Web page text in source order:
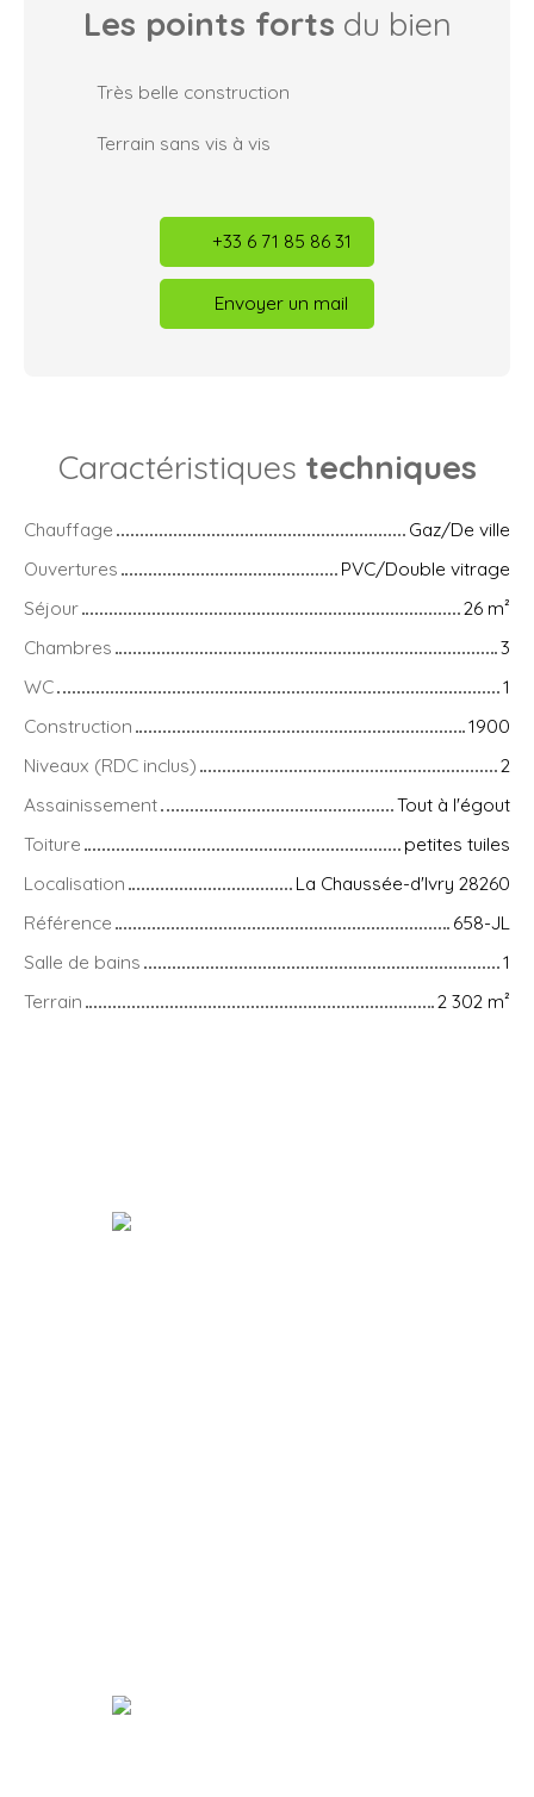
Les points forts du bien
Très belle construction
Terrain sans vis à vis
+33 6 71 85 86 31
Envoyer un mail
Caractéristiques techniques
Chauffage
Gaz/De ville
Ouvertures
PVC/Double vitrage
Séjour
26 m²
Chambres
3
WC
1
Construction
1900
Niveaux (RDC inclus)
2
Assainissement
Tout à l'égout
Toiture
petites tuiles
Localisation
La Chaussée-d'Ivry 28260
Référence
658-JL
Salle de bains
1
Terrain
2 302 m²